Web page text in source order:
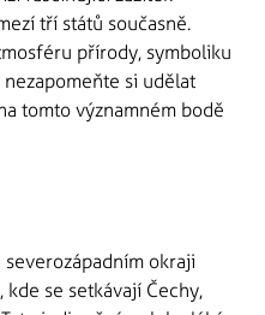
tří států současně.
přírody, symboliku
si udělat
tomto významném bodě
severozápadním okraji
kde se setkávají Čechy,